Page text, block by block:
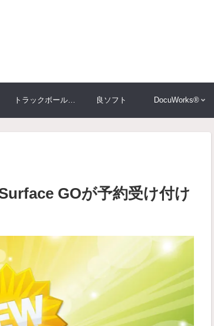
トラックボール大比較 良ソフト DocuWorks®
GOが予約受け付け